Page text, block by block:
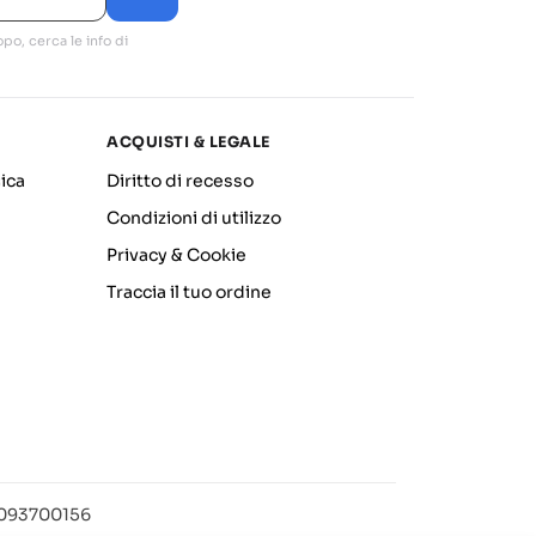
cerca le info di
ACQUISTI & LEGALE
Diritto di recesso
Condizioni di utilizzo
Privacy & Cookie
Traccia il tuo ordine